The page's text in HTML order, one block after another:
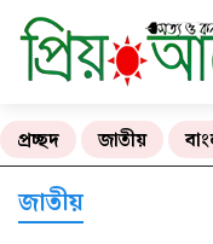
প্রচ্ছদ জাতীয়
জাতীয়